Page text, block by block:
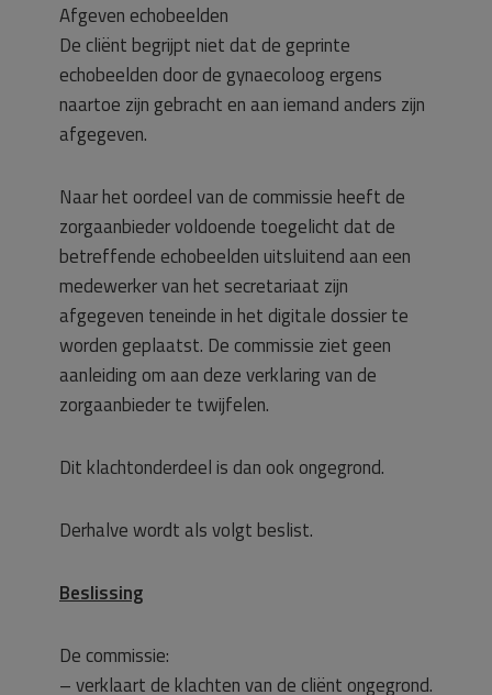
Afgeven echobeelden
De cliënt begrijpt niet dat de geprinte
echobeelden door de gynaecoloog ergens
naartoe zijn gebracht en aan iemand anders zijn
afgegeven.
Naar het oordeel van de commissie heeft de
zorgaanbieder voldoende toegelicht dat de
betreffende echobeelden uitsluitend aan een
medewerker van het secretariaat zijn
afgegeven teneinde in het digitale dossier te
worden geplaatst. De commissie ziet geen
aanleiding om aan deze verklaring van de
zorgaanbieder te twijfelen.
Dit klachtonderdeel is dan ook ongegrond.
Derhalve wordt als volgt beslist.
Beslissing
De commissie:
– verklaart de klachten van de cliënt ongegrond.